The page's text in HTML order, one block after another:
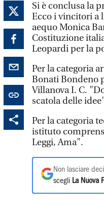
Si è conclusa la
Ecco i vincitori a
aequo Monica
Costituzione
Leopardi per la
Per la categoria
Bonati Bondeno
Villanova I. C.
scatola delle
Per la categoria
istituto
Leggi, Ama".
Non lasciare
scegli La Nuova